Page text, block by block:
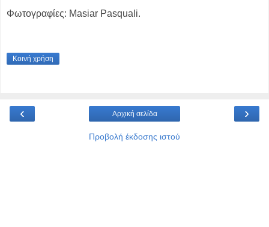
Φωτογραφίες: Masiar Pasquali.
Κοινή χρήση
‹ ›
Αρχική σελίδα
Προβολή έκδοσης ιστού